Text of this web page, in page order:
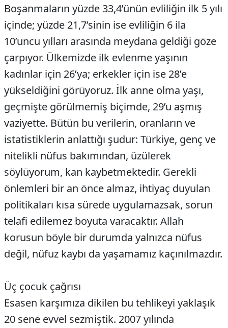
Boşanmaların yüzde 33,4’ünün evliliğin ilk 5 yılı
içinde; yüzde 21,7’sinin ise evliliğin 6 ila
10’uncu yılları arasında meydana geldiği göze
çarpıyor. Ülkemizde ilk evlenme yaşının
kadınlar için 26’ya; erkekler için ise 28’e
yükseldiğini görüyoruz. İlk anne olma yaşı,
geçmişte görülmemiş biçimde, 29’u aşmış
vaziyette. Bütün bu verilerin, oranların ve
istatistiklerin anlattığı şudur: Türkiye, genç ve
nitelikli nüfus bakımından, üzülerek
söylüyorum, kan kaybetmektedir. Gerekli
önlemleri bir an önce almaz, ihtiyaç duyulan
politikaları kısa sürede uygulamazsak, sorun
telafi edilemez boyuta varacaktır. Allah
korusun böyle bir durumda yalnızca nüfus
değil, nüfuz kaybı da yaşamamız kaçınılmazdır.
Üç çocuk çağrısı
Esasen karşımıza dikilen bu tehlikeyi yaklaşık
20 sene evvel sezmiştik. 2007 yılında